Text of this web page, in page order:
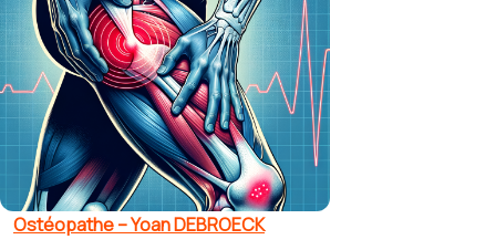
Ostéopathe – Yoan DEBROECK